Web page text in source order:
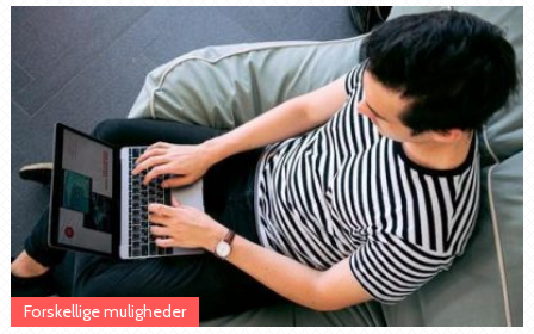
Forskellige muligheder